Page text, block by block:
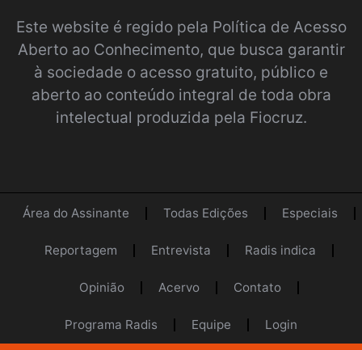
Este website é regido pela Política de Acesso
Aberto ao Conhecimento, que busca garantir
à sociedade o acesso gratuito, público e
aberto ao conteúdo integral de toda obra
intelectual produzida pela Fiocruz.
Área do Assinante Todas Edições Especiais
Reportagem Entrevista Radis indica
Opinião Acervo Contato
Programa Radis Equipe Login